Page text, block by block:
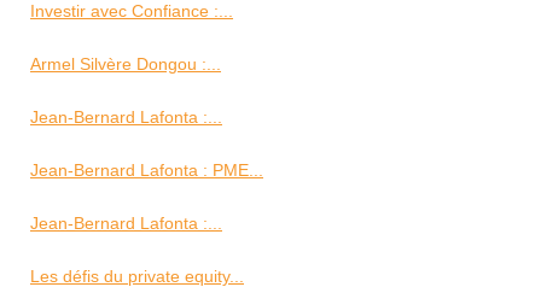
Investir avec Confiance :...
Armel Silvère Dongou :...
Jean-Bernard Lafonta :...
Jean-Bernard Lafonta : PME...
Jean-Bernard Lafonta :...
Les défis du private equity...